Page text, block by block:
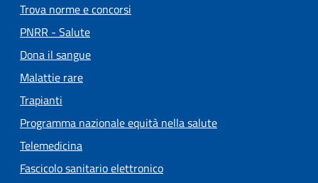
Trova norme e concorsi
PNRR - Salute
Dona il sangue
Malattie rare
Trapianti
Programma nazionale equità nella salute
Telemedicina
Fascicolo sanitario elettronico